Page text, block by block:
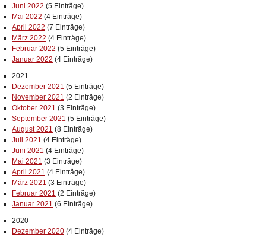
Juni 2022 (5 Einträge)
Mai 2022 (4 Einträge)
April 2022 (7 Einträge)
März 2022 (4 Einträge)
Februar 2022 (5 Einträge)
Januar 2022 (4 Einträge)
2021
Dezember 2021 (5 Einträge)
November 2021 (2 Einträge)
Oktober 2021 (3 Einträge)
September 2021 (5 Einträge)
August 2021 (8 Einträge)
Juli 2021 (4 Einträge)
Juni 2021 (4 Einträge)
Mai 2021 (3 Einträge)
April 2021 (4 Einträge)
März 2021 (3 Einträge)
Februar 2021 (2 Einträge)
Januar 2021 (6 Einträge)
2020
Dezember 2020 (4 Einträge)